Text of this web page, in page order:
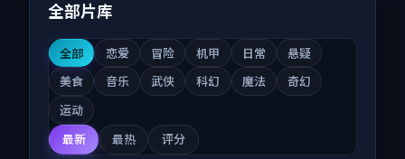
全部片库
全部 恋爱 冒险 机甲 日常
悬疑
美食
音乐 武侠 科幻 魔法
奇幻
运动
最新
最热
评分